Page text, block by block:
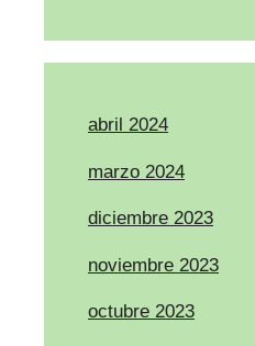
abril 2024
marzo 2024
diciembre 2023
noviembre 2023
octubre 2023